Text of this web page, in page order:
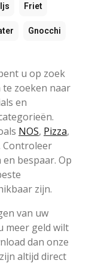
Ijs Friet
Gnocchi
u op zoek
te zoeken naar
en
NOS, Pizza,
Controleer
bespaar. Op
zijn.
van uw
meer geld wilt
dan onze
altijd direct